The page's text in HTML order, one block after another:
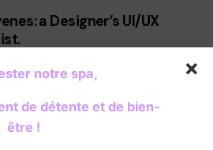
a Designer’s UI/UX
notre spa,
de détente et de bien-
être !